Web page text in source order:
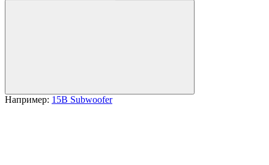
Например: 15B Subwoofer